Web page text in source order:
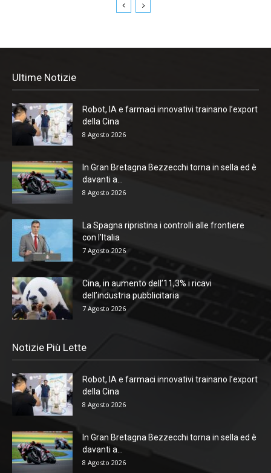
Ultime Notizie
Robot, IA e farmaci innovativi trainano l’export
della Cina
8 Agosto 2026
In Gran Bretagna Bezzecchi torna in sella ed è
davanti a...
8 Agosto 2026
La Spagna ripristina i controlli alle frontiere
con l’Italia
7 Agosto 2026
Cina, in aumento dell’11,3% i ricavi
dell’industria pubblicitaria
7 Agosto 2026
Notizie Più Lette
Robot, IA e farmaci innovativi trainano l’export
della Cina
8 Agosto 2026
In Gran Bretagna Bezzecchi torna in sella ed è
davanti a...
8 Agosto 2026